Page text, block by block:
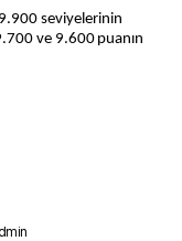
seviyelerinin
ve 9.600 puanın